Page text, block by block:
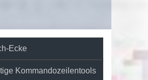
RunDLL
Ecke
Kommandozeilentools